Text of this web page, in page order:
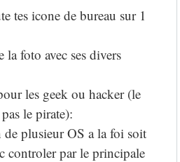
tes icone de bureau sur 1
la foto avec ses divers
les geek ou hacker (le
le pirate):
plusieur OS a la foi soit
controler par le principale